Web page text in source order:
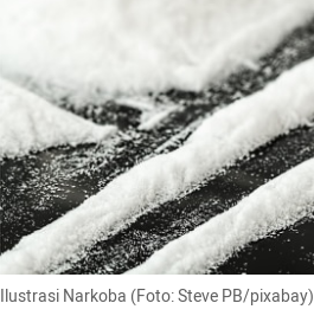
Ilustrasi Narkoba (Foto: Steve PB/pixabay)